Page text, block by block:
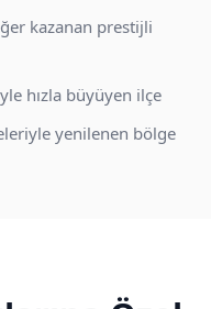
kazanan prestijli
hızla büyüyen ilçe
yenilenen bölge